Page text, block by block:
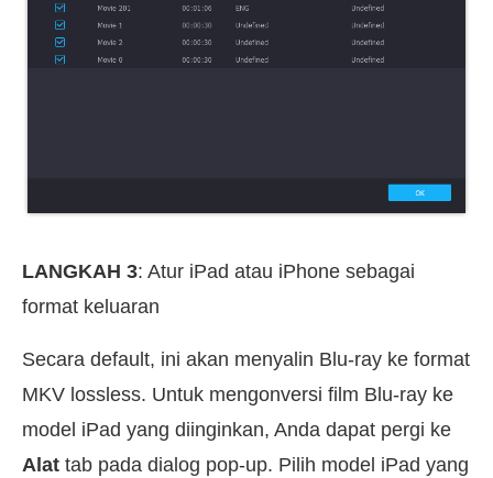
LANGKAH 3: Atur iPad atau iPhone sebagai
format keluaran
Secara default, ini akan menyalin Blu-ray ke format
MKV lossless. Untuk mengonversi film Blu-ray ke
model iPad yang diinginkan, Anda dapat pergi ke
Alat tab pada dialog pop-up. Pilih model iPad yang